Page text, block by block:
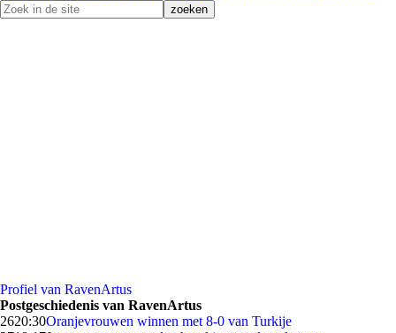
Profiel van RavenArtus
Postgeschiedenis van RavenArtus
2620:30Oranjevrouwen winnen met 8-0 van Turkije